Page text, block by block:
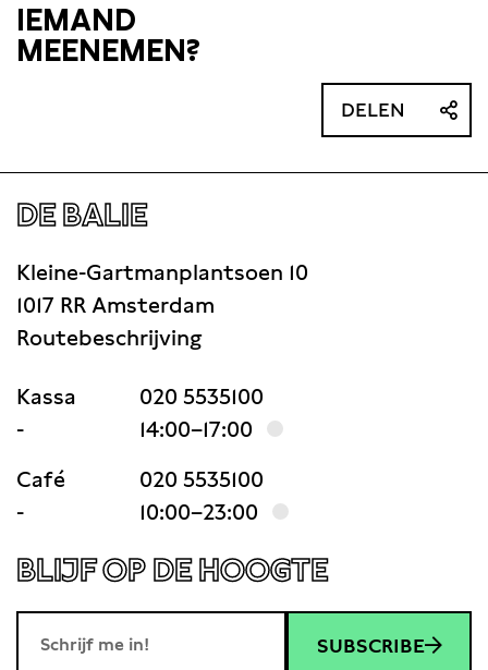
IEMAND
MEENEMEN?
DELEN
DE BALIE
Kleine-Gartmanplantsoen 10
1017 RR Amsterdam
Routebeschrijving
Kassa
020 5535100
-
14:00–17:00
Café
020 5535100
-
10:00–23:00
BLIJF OP DE HOOGTE
SUBSCRIBE